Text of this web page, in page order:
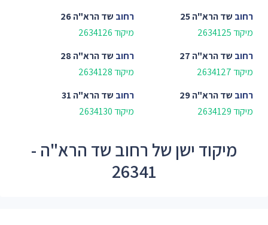
רחוב שד הרא"ה 25
מיקוד 2634125
רחוב שד הרא"ה 26
מיקוד 2634126
רחוב שד הרא"ה 27
מיקוד 2634127
רחוב שד הרא"ה 28
מיקוד 2634128
רחוב שד הרא"ה 29
מיקוד 2634129
רחוב שד הרא"ה 31
מיקוד 2634130
מיקוד ישן של רחוב שד הרא"ה -
26341